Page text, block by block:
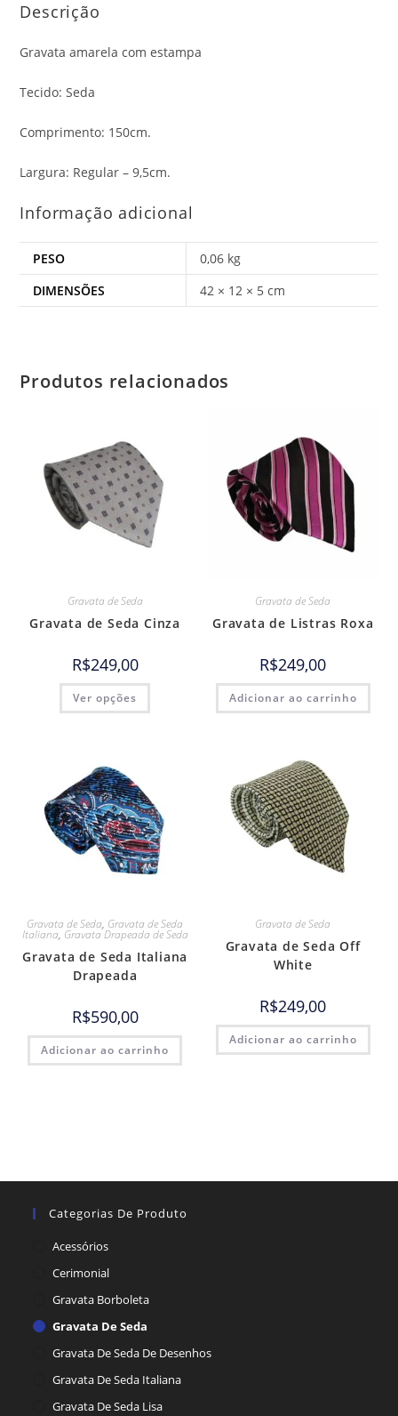
Descrição
Gravata amarela com estampa
Tecido: Seda
Comprimento: 150cm.
Largura: Regular – 9,5cm.
Informação adicional
PESO
0,06 kg
DIMENSÕES
42 × 12 × 5 cm
Produtos relacionados
Gravata de Seda
Gravata de Seda Cinza
R$249,00
Ver opções
Gravata de Seda
Gravata de Listras Roxa
R$249,00
Adicionar ao carrinho
Gravata de Seda, Gravata de Seda
Italiana, Gravata Drapeada de Seda
Gravata de Seda Italiana
Drapeada
R$590,00
Adicionar ao carrinho
Gravata de Seda
Gravata de Seda Off
White
R$249,00
Adicionar ao carrinho
Categorias De Produto
Acessórios
Cerimonial
Gravata Borboleta
Gravata De Seda
Gravata De Seda De Desenhos
Gravata De Seda Italiana
Gravata De Seda Lisa